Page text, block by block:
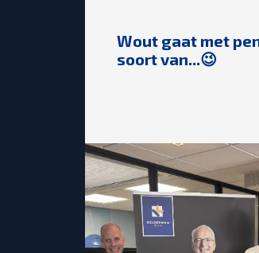
Wout gaat met
soort van...😉